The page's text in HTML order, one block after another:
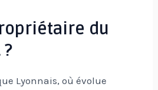
du
Lyonnais, où évolue